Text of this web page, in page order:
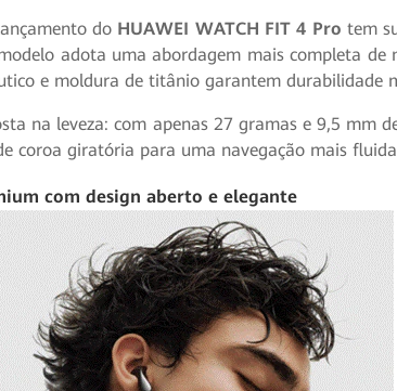
do HUAWEI WATCH FIT 4 Pro tem
adota uma abordagem mais completa
e moldura de titânio garantem durabilidade
na leveza: com apenas 27 gramas e 9,5 mm
coroa giratória para uma navegação mais
com design aberto e elegante